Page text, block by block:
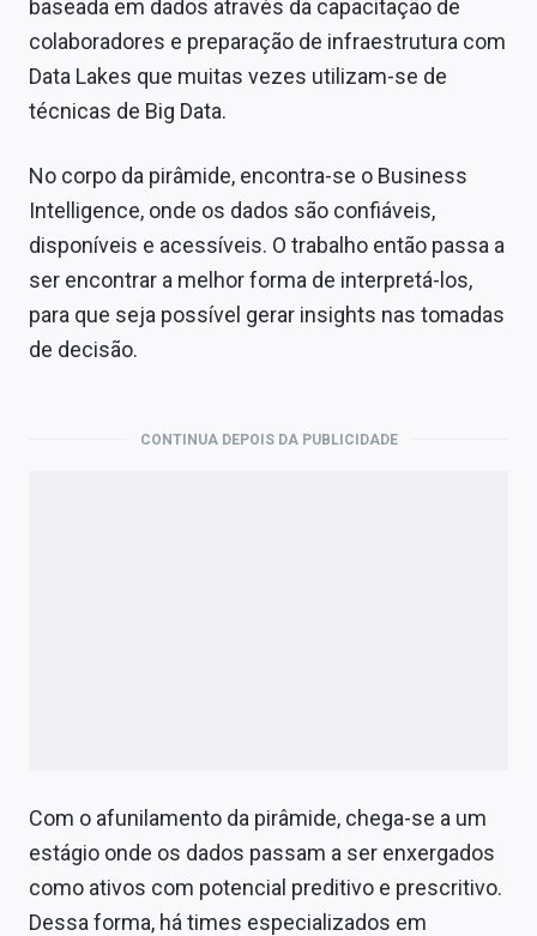
baseada em dados através da capacitação de
colaboradores e preparação de infraestrutura com
Data Lakes que muitas vezes utilizam-se de
técnicas de Big Data.
No corpo da pirâmide, encontra-se o Business
Intelligence, onde os dados são confiáveis,
disponíveis e acessíveis. O trabalho então passa a
ser encontrar a melhor forma de interpretá-los,
para que seja possível gerar insights nas tomadas
de decisão.
CONTINUA DEPOIS DA PUBLICIDADE
Com o afunilamento da pirâmide, chega-se a um
estágio onde os dados passam a ser enxergados
como ativos com potencial preditivo e prescritivo.
Dessa forma, há times especializados em